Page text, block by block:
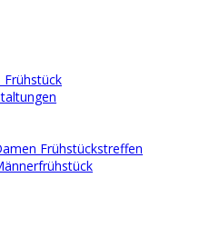
Frühstückstreffen